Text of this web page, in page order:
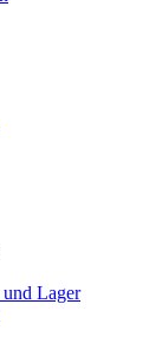
Lager